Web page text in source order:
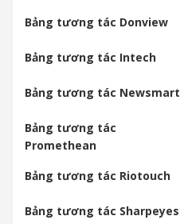
Bảng tương tác Donview
Bảng tương tác Intech
Bảng tương tác Newsmart
Bảng tương tác
Promethean
Bảng tương tác Riotouch
Bảng tương tác Sharpeyes